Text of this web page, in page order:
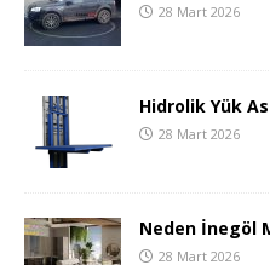
28 Mart 2026
Hidrolik Yük
28 Mart 2026
Neden İnegöl
28 Mart 2026